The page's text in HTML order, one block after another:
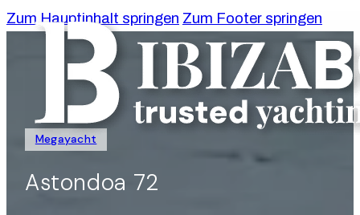
Zum Hauptinhalt springen Zum Footer springen
Megayacht
Astondoa 72